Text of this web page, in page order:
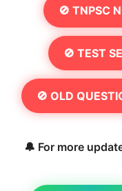
🚫 TNPSC
🚫 TEST
🚫 OLD
🔔 For more